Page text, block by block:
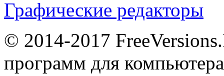
Графические редакторы
© 2014-2017
программ для